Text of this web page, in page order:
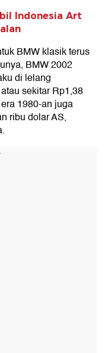
Indonesia Art
BMW klasik terus
BMW 2002
di lelang
sekitar Rp1,38
1980-an juga
ribu dolar AS,